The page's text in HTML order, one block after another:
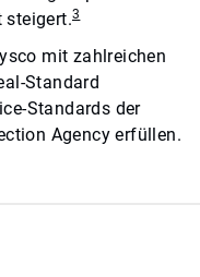
steigert.3
mit zahlreichen
Standard
Standards der
Agency erfüllen.